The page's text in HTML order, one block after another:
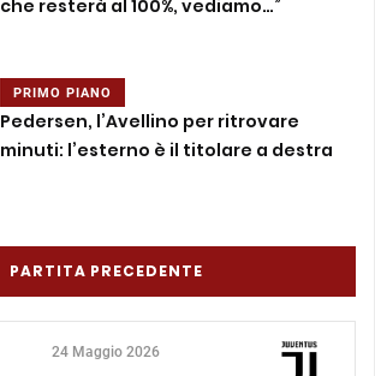
che resterà al 100%, vediamo…”
PRIMO PIANO
Pedersen, l’Avellino per ritrovare
minuti: l’esterno è il titolare a destra
PARTITA PRECEDENTE
24 Maggio 2026